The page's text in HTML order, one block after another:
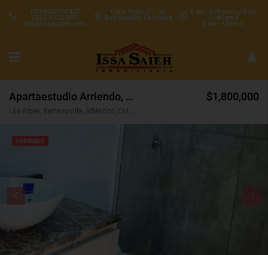
8 am - 4:30 pm L-J 8 am
- 5:00 pm V
8 am - 12 pm S
Calle 70 No. 57 - 25
Barranquilla, Colombia
PBX 6053533427
CEL3157227537
info@issasaieh.com
Apartaestudio Arriendo, Los Alpes, Barranquilla (31754)
Los Alpes, Barranquilla, Atlántico, Colombia
$1,800,000
ARRIENDO